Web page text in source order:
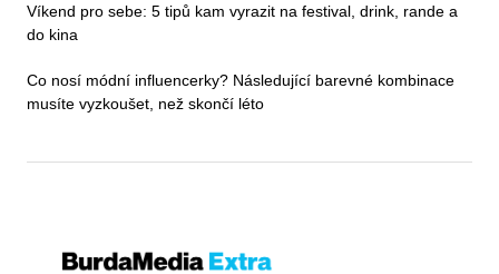
Víkend pro sebe: 5 tipů kam vyrazit na festival, drink, rande a
do kina
Co nosí módní influencerky? Následující barevné kombinace
musíte vyzkoušet, než skončí léto